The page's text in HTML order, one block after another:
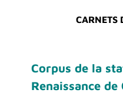
CARNETS
Corpus de la
Renaissance de